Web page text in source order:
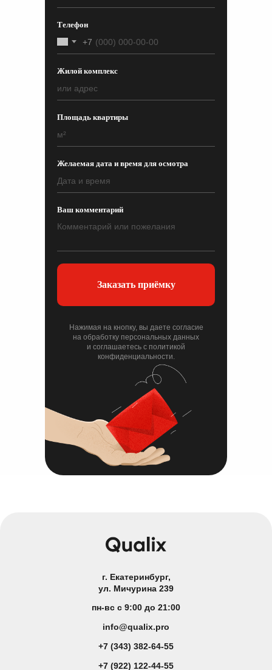
Телефон
+7
Жилой комплекс
Площадь квартиры
Желаемая дата и время для осмотра
Ваш комментарий
Заказать приёмку
Нажимая на кнопку, вы даете согласие
на обработку персональных данных
и соглашаетесь c политикой
конфиденциальности.
г. Екатеринбург,
ул. Мичурина 239
+7 (343) 382-64-55
+7 (922) 122-44-55
пн-вс с 9:00 до 21:00
info@qualix.pro